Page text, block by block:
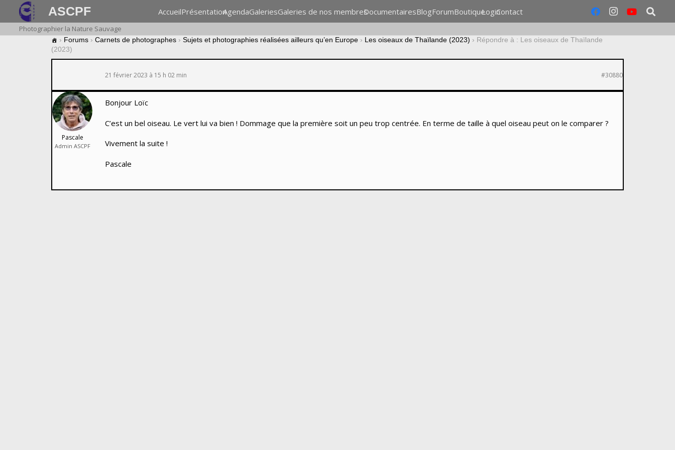
ASCPF AccueilPrésentationAgendaGaleriesGaleries de nos membresDocumentairesBlogForumBoutiqueLoginContact
Photographier la Nature Sauvage
› Forums › Carnets de photographes › Sujets et photographies réalisées ailleurs qu’en Europe › Les oiseaux de Thaïlande (2023) › Répondre à : Les oiseaux de Thaïlande
(2023)
21 février 2023 à 15 h 02 min #30880
Pascale
Admin ASCPF
Bonjour Loïc
C’est un bel oiseau. Le vert lui va bien ! Dommage que la première soit un peu trop centrée. En terme de taille à quel oiseau peut on le comparer ?
Vivement la suite !
Pascale